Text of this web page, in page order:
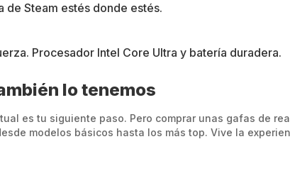
de Steam estés donde estés.
Procesador Intel Core Ultra y batería duradera.
lo tenemos
es tu siguiente paso. Pero comprar unas gafas de
modelos básicos hasta los más top. Vive la